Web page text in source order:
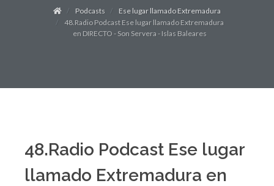
Podcasts
Ese lugar llamado Extremadura
48.Radio Podcast Ese lugar llamado Extremadura
en DIRECTO - Son Servera - Islas Baleares
48.Radio Podcast Ese lugar
llamado Extremadura en